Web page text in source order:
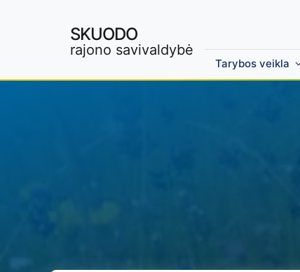
SKUODO
rajono savivaldybė
Tarybos veikla